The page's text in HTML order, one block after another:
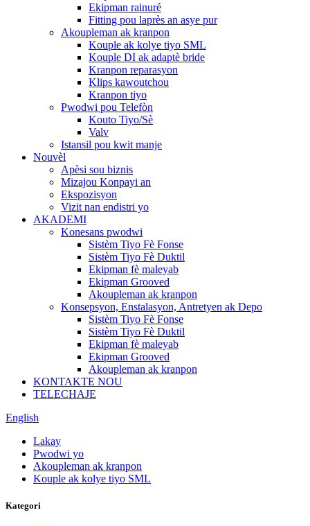
Ekipman rainuré
Fitting pou laprès an asye pur
Akoupleman ak kranpon
Kouple ak kolye tiyo SML
Kouple DI ak adaptè bride
Kranpon reparasyon
Klips kawoutchou
Kranpon tiyo
Pwodwi pou Telefòn
Kouto Tiyo/Sè
Valv
Istansil pou kwit manje
Nouvèl
Apèsi sou biznis
Mizajou Konpayi an
Ekspozisyon
Vizit nan endistri yo
AKADEMI
Konesans pwodwi
Sistèm Tiyo Fè Fonse
Sistèm Tiyo Fè Duktil
Ekipman fè maleyab
Ekipman Grooved
Akoupleman ak kranpon
Konsepsyon, Enstalasyon, Antretyen ak Depo
Sistèm Tiyo Fè Fonse
Sistèm Tiyo Fè Duktil
Ekipman fè maleyab
Ekipman Grooved
Akoupleman ak kranpon
KONTAKTE NOU
TELECHAJE
English
Lakay
Pwodwi yo
Akoupleman ak kranpon
Kouple ak kolye tiyo SML
Kategori